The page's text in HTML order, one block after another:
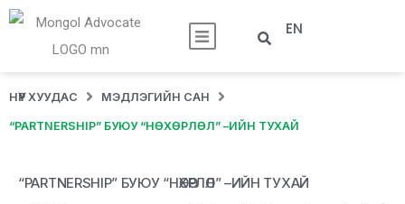
EN
НҮҮР ХУУДАС МЭДЛЭГИЙН САН
“PARTNERSHIP” БУЮУ “НӨХӨРЛӨЛ” –ИЙН ТУХАЙ
“PARTNERSHIP” БУЮУ “НӨХӨРЛӨЛ” –ИЙН ТУХАЙ